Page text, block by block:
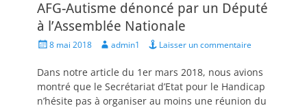
AFG-Autisme dénoncé par un Député
à l’Assemblée Nationale
Posted8 mai 2018 Author
admin1 Laisser un commentaire
Dans notre article du 1er mars 2018, nous avions
montré que le Secrétariat d’Etat pour le Handicap
n’hésite pas à organiser au moins une réunion du